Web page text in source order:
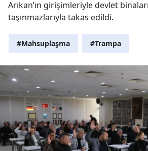
Arıkan’ın girişimleriyle devlet
taşınmazlarıyla takas edildi.
#Mahsuplaşma #Trampa